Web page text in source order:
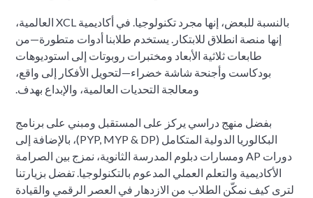
بالنسبة للبعض، إنها مجرد تكنولوجيا. في أكاديمية XCL العالمية،
إنها منصة انطلاق للابتكار. يستخدم طلابنا أدوات متطورة—من
طابعات ثلاثية الأبعاد ومختبرات روبوتات إلى استوديوهات
بودكاست وأجنحة شاشة خضراء—لتحويل الأفكار إلى واقع،
ومعالجة التحديات العالمية، والإبداع بهدف.
بفضل منهج دراسي يركز على المستقبل ومبني على برنامج
البكالوريا الدولية المتكامل (PYP, MYP & DP)، بالإضافة إلى
دورات AP ومسارات دبلوم المدرسة الثانوية، نمزج بين الصرامة
الأكاديمية والتعلم العملي المدعوم بالتكنولوجيا. تفضل بزيارتنا
لترى كيف نمكّن الطلاب من الازدهار في العصر الرقمي والقيادة